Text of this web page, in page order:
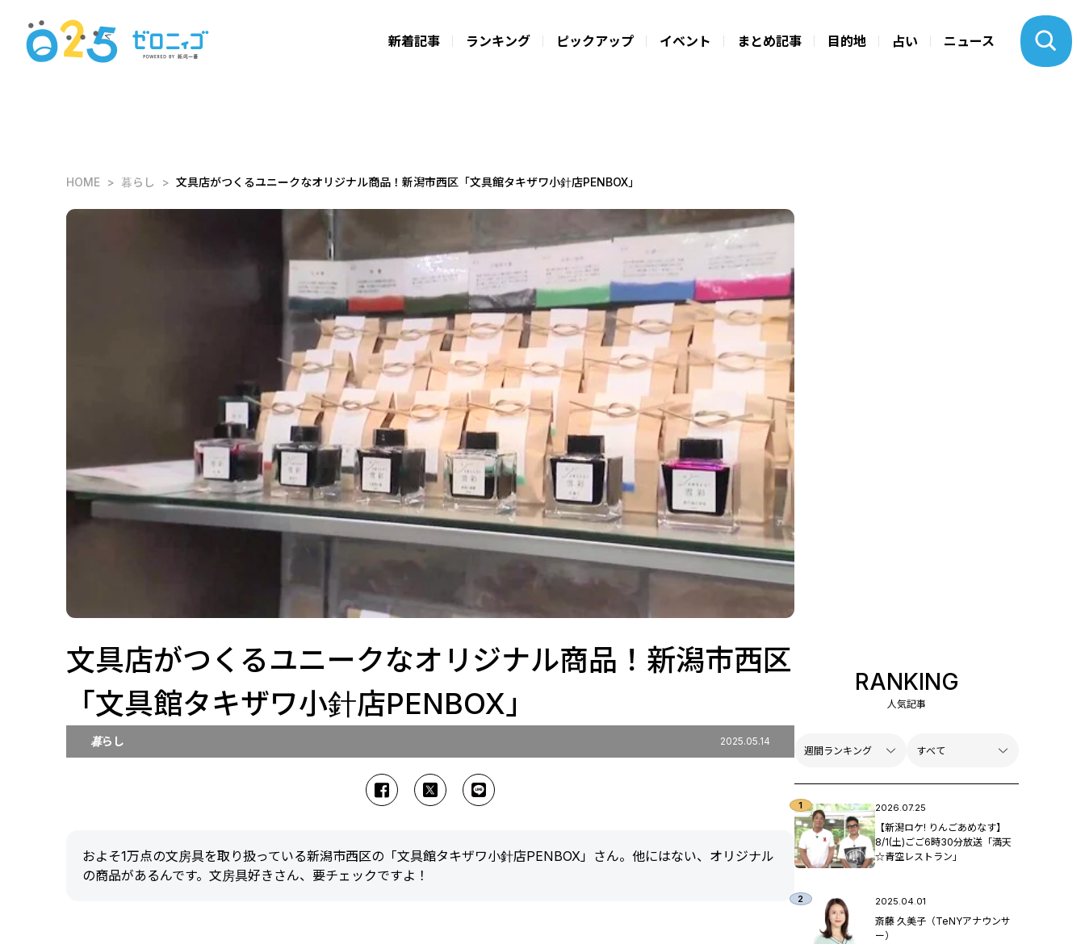
新着記事 ランキング ピックアップ イベント まとめ記事 目的地 占い ニュース
HOME 暮らし 文具店がつくるユニークなオリジナル商品！新潟市西区「文具館タキザワ小針店PENBOX」
文具店がつくるユニークなオリジナル商品！新潟市西区
「文具館タキザワ小針店PENBOX」
暮らし 2025.05.14
およそ1万点の文房具を取り扱っている新潟市西区の「文具館タキザワ小針店PENBOX」さん。他にはない、オリジナル
の商品があるんです。文房具好きさん、要チェックですよ！
RANKING
人気記事
2026.07.25
【新潟ロケ! りんごあめなす】
8/1(土)ごご6時30分放送「満天
☆青空レストラン」
2025.04.01
斎藤 久美子（TeNYアナウンサ
ー）